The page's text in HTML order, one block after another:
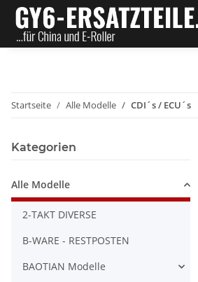
Startseite Alle Modelle CDI´s / ECU´s
Kategorien
Alle Modelle
2-TAKT DIVERSE
B-WARE - RESTPOSTEN
BAOTIAN Modelle